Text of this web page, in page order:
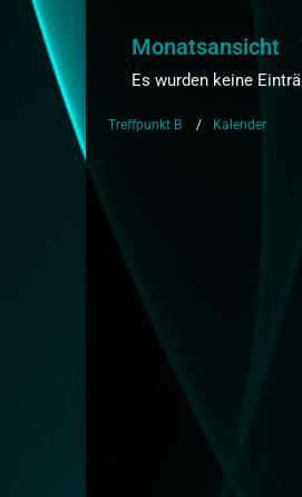
Monatsansicht
Es wurden keine
Treffpunkt B Kalender